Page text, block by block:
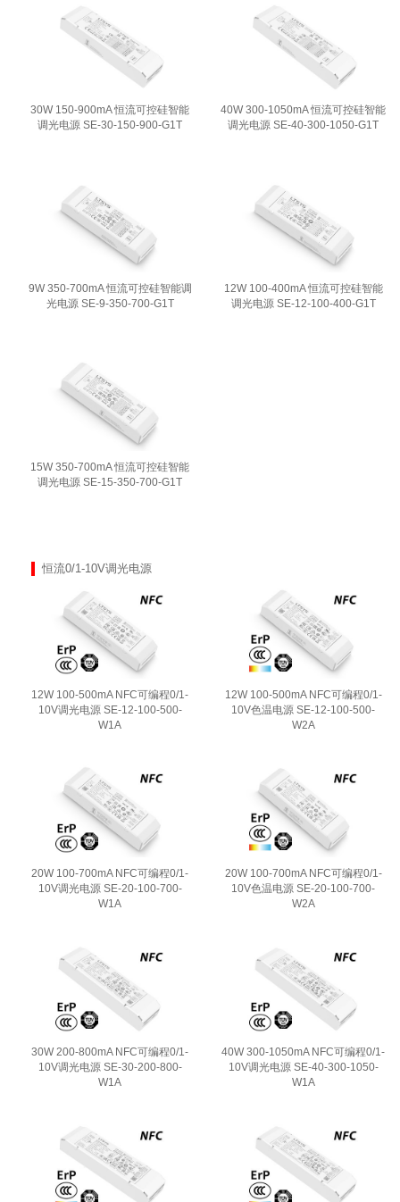
30W 150-900mA 恒流可控硅智能
调光电源 SE-30-150-900-G1T
40W 300-1050mA 恒流可控硅智能
调光电源 SE-40-300-1050-G1T
9W 350-700mA 恒流可控硅智能调
光电源 SE-9-350-700-G1T
12W 100-400mA 恒流可控硅智能
调光电源 SE-12-100-400-G1T
15W 350-700mA 恒流可控硅智能
调光电源 SE-15-350-700-G1T
恒流0/1-10V调光电源
12W 100-500mA NFC可编程0/1-
10V调光电源 SE-12-100-500-
W1A
12W 100-500mA NFC可编程0/1-
10V色温电源 SE-12-100-500-
W2A
20W 100-700mA NFC可编程0/1-
10V调光电源 SE-20-100-700-
W1A
20W 100-700mA NFC可编程0/1-
10V色温电源 SE-20-100-700-
W2A
30W 200-800mA NFC可编程0/1-
10V调光电源 SE-30-200-800-
W1A
40W 300-1050mA NFC可编程0/1-
10V调光电源 SE-40-300-1050-
W1A